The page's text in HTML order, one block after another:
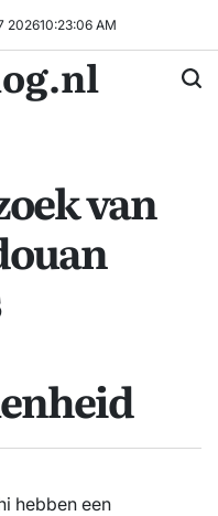
202610:23:07 AM
van
hebben een